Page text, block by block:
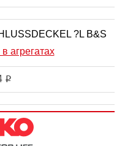
?L B&S
агрегатах
i